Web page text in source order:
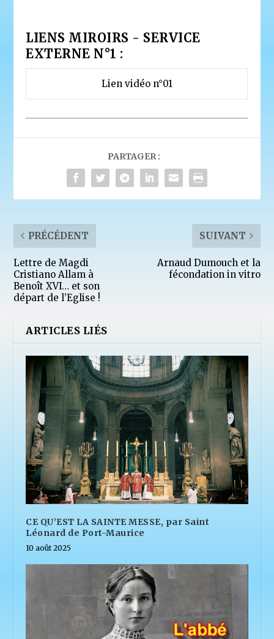
LIENS MIROIRS - SERVICE
EXTERNE N°1 :
Lien vidéo n°01
PARTAGER :
PRÉCÉDENT
Lettre de Magdi
Cristiano Allam à
Benoît XVI… et son
départ de l’Eglise !
SUIVANT
Arnaud Dumouch et la
fécondation in vitro
ARTICLES LIÉS
CE QU’EST LA SAINTE MESSE, par Saint
Léonard de Port-Maurice
10 août 2025